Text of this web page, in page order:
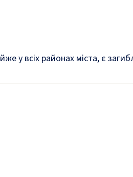
у всіх районах міста, є